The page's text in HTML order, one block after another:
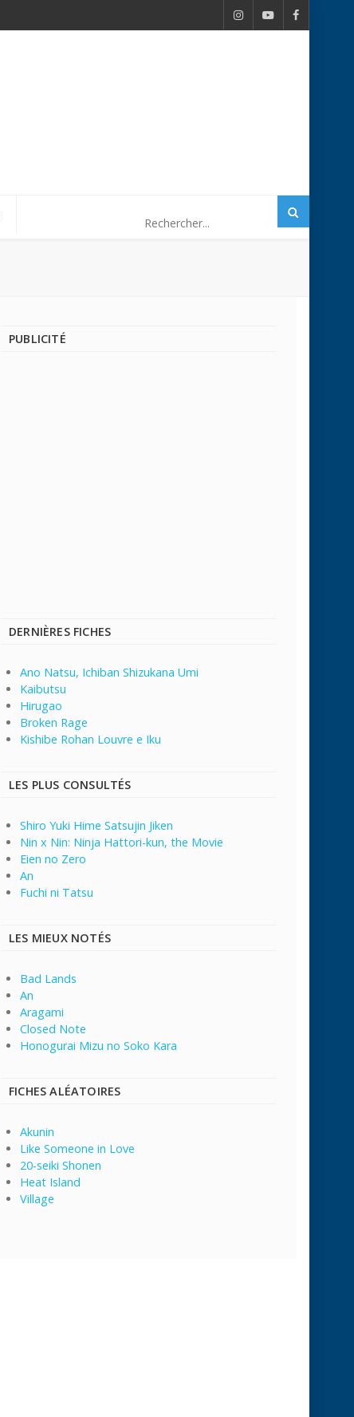
PUBLICITÉ
DERNIÈRES FICHES
Ano Natsu, Ichiban Shizukana Umi
Kaibutsu
Hirugao
Broken Rage
Kishibe Rohan Louvre e Iku
LES PLUS CONSULTÉS
Shiro Yuki Hime Satsujin Jiken
Nin x Nin: Ninja Hattori-kun, the Movie
Eien no Zero
An
Fuchi ni Tatsu
LES MIEUX NOTÉS
Bad Lands
An
Aragami
Closed Note
Honogurai Mizu no Soko Kara
FICHES ALÉATOIRES
Akunin
Like Someone in Love
20-seiki Shonen
Heat Island
Village